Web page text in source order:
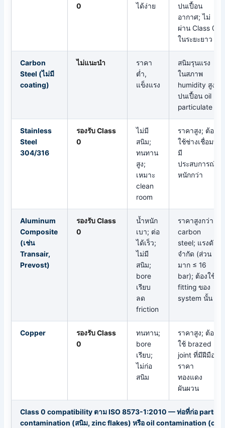
0
ได้ง่าย
ปนเปื้อน
อากาศ; ไม่
ผ่าน Class 0
ในระยะยาว
Carbon
Steel (ไม่มี
coating)
ไม่แนะนำ
ราคา
ต่ำ,
แข็งแรง
สนิมรุนแรง
ในสภาพ
humidity สูง;
ปนเปื้อน oil +
particulate
Stainless
Steel
304/316
รองรับ Class
0
ไม่มี
สนิม;
ทนทาน
สูง;
เหมาะ
clean
room
ราคาสูง; ต้อง
ใช้ช่างเชื่อมที่
มี
ประสบการณ์;
หนักกว่า
Aluminum
Composite
(เช่น
Transair,
Prevost)
รองรับ Class
0
น้ำหนัก
เบา; ต่อ
ได้เร็ว;
ไม่มี
สนิม;
bore
เรียบ
ลด
friction
ราคาสูงกว่า
carbon
steel; แรงดัน
จำกัด (ส่วน
มาก ≤ 16
bar); ต้องใช้
fitting ของ
system นั้น
Copper
รองรับ Class
0
ทนทาน;
bore
เรียบ;
ไม่ก่อ
สนิม
ราคาสูง; ต้อง
ใช้ brazed
joint ที่มีฝีมือ;
ราคา
ทองแดง
ผันผวน
Class 0 compatibility ตาม ISO 8573-1:2010 — ท่อที่ก่อ
contamination (สนิม, zinc flakes) หรือ oil contamination